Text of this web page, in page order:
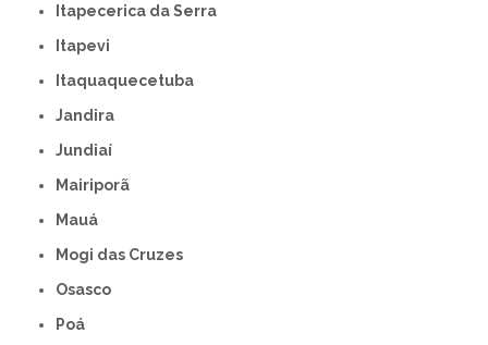
Itapecerica da Serra
Itapevi
Itaquaquecetuba
Jandira
Jundiaí
Mairiporã
Mauá
Mogi das Cruzes
Osasco
Poá